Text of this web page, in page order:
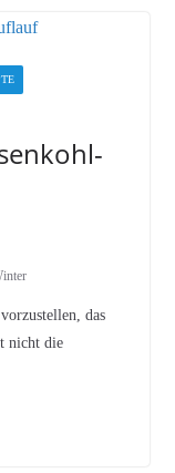
das
nicht die